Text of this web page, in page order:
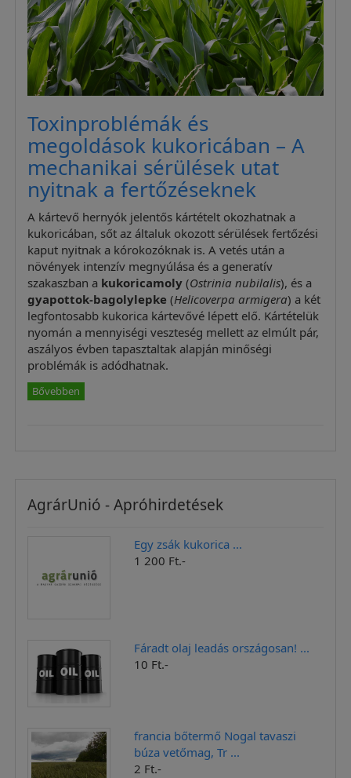
Toxinproblémák és
megoldások kukoricában – A
mechanikai sérülések utat
nyitnak a fertőzéseknek
A kártevő hernyók jelentős kártételt okozhatnak a
kukoricában, sőt az általuk okozott sérülések fertőzési
kaput nyitnak a kórokozóknak is. A vetés után a
növények intenzív megnyúlása és a generatív
szakaszban a kukoricamoly (Ostrinia nubilalis), és a
gyapottok-bagolylepke (Helicoverpa armigera) a két
legfontosabb kukorica kártevővé lépett elő. Kártételük
nyomán a mennyiségi veszteség mellett az elmúlt pár,
aszályos évben tapasztaltak alapján minőségi
problémák is adódhatnak.
Bővebben
AgrárUnió - Apróhirdetések
Egy zsák kukorica ...
1 200 Ft.-
Fáradt olaj leadás országosan! ...
10 Ft.-
francia bőtermő Nogal tavaszi
búza vetőmag, Tr ...
2 Ft.-